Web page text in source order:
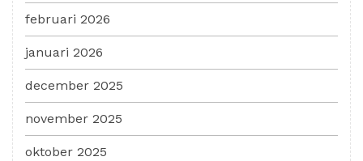
februari 2026
januari 2026
december 2025
november 2025
oktober 2025